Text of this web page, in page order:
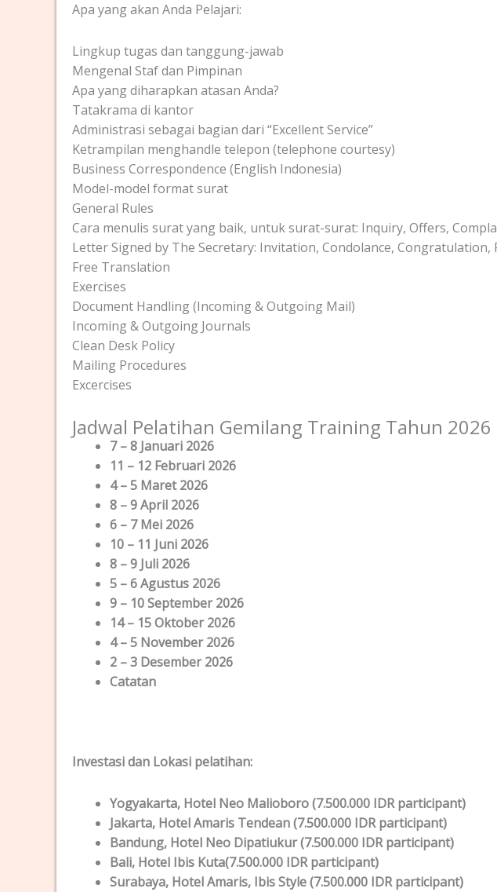
Apa yang akan Anda Pelajari:
Lingkup tugas dan tanggung-jawab
Mengenal Staf dan Pimpinan
Apa yang diharapkan atasan Anda?
Tatakrama di kantor
Administrasi sebagai bagian dari “Excellent Service”
Ketrampilan menghandle telepon (telephone courtesy)
Business Correspondence (English Indonesia)
Model-model format surat
General Rules
Cara menulis surat yang baik, untuk surat-surat: Inquiry, Offers,
Letter Signed by The Secretary: Invitation, Condolance, Congratulation,
Free Translation
Exercises
Document Handling (Incoming & Outgoing Mail)
Incoming & Outgoing Journals
Clean Desk Policy
Mailing Procedures
Excercises
Jadwal Pelatihan Gemilang Training Tahun 2026
7 – 8 Januari 2026
11 – 12 Februari 2026
4 – 5 Maret 2026
8 – 9 April 2026
6 – 7 Mei 2026
10 – 11 Juni 2026
8 – 9 Juli 2026
5 – 6 Agustus 2026
9 – 10 September 2026
14 – 15 Oktober 2026
4 – 5 November 2026
2 – 3 Desember 2026
Catatan
Investasi dan Lokasi pelatihan:
Yogyakarta, Hotel Neo Malioboro (7.500.000 IDR participant)
Jakarta, Hotel Amaris Tendean (7.500.000 IDR participant)
Bandung, Hotel Neo Dipatiukur (7.500.000 IDR participant)
Bali, Hotel Ibis Kuta(7.500.000 IDR participant)
Surabaya, Hotel Amaris, Ibis Style (7.500.000 IDR participant)